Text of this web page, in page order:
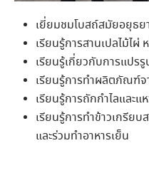
เยี่ยมชมโบสถ์สมัยอยุธย
เรียนรู้การสานเปลไม้ไผ่
เรียนรู้เกี่ยวกับการแปรรู
เรียนรู้การทำผลิตภัณฑ์
เรียนรู้การถักกำไลและแ
เรียนรู้การทำข้าวเกรีย
และร่วมทำอาหารเย็น